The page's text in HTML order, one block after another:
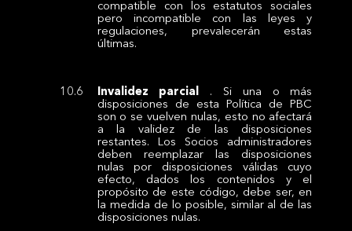
compatible con los estatutos sociales
pero incompatible con las leyes y
regulaciones, prevalecerán estas
últimas.
Invalidez parcial
. Si una o más
disposiciones de esta Política de PBC
son o se vuelven nulas, esto no afectará
a la validez de las disposiciones
restantes. Los Socios administradores
deben reemplazar las disposiciones
nulas por disposiciones válidas cuyo
efecto, dados los contenidos y el
propósito de este código, debe ser, en
la medida de lo posible, similar al de las
disposiciones nulas.